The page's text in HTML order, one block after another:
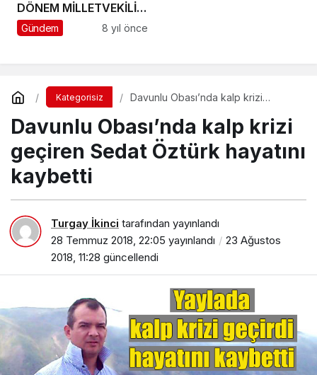
DÖNEM MİLLETVEKİLİ
ADAYLARI GÖRÜCÜYE
Gündem 8 yıl önce
Kategorisiz
Davunlu Obası’nda kalp krizi
kaybetti
Davunlu Obası’nda kalp krizi
geçiren Sedat Öztürk hayatını
kaybetti
Turgay İkinci tarafından yayınlandı
28 Temmuz 2018, 22:05 yayınlandı
23 Ağustos
2018, 11:28 güncellendi